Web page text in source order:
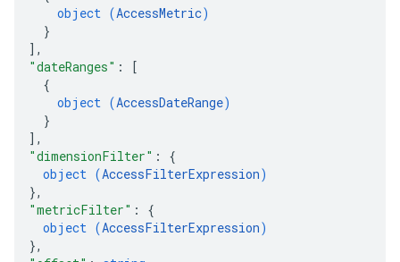
object (AccessMetric)
}
] ,
"dateRanges" :
[
{
object (AccessDateRange)
}
] ,
"dimensionFilter" : {
object (AccessFilterExpression)
},
"metricFilter" : {
object (AccessFilterExpression)
},